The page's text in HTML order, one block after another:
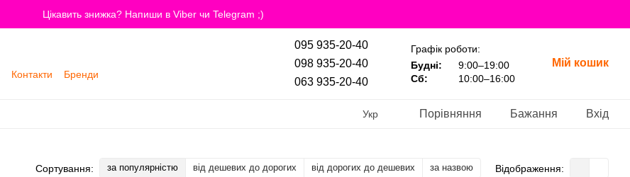
Цікавить знижка? Напиши в Viber чи Telegram ;)
Контакти
Бренди
095 935-20-40
098 935-20-40
063 935-20-40
Графік роботи:
Будні:
9:00–19:00
Сб:
10:00–16:00
Мій кошик
Укр Порівняння Бажання Вхід
Сортування: за популярністю від дешевих до дорогих від дорогих до дешевих за назвою Відображення: